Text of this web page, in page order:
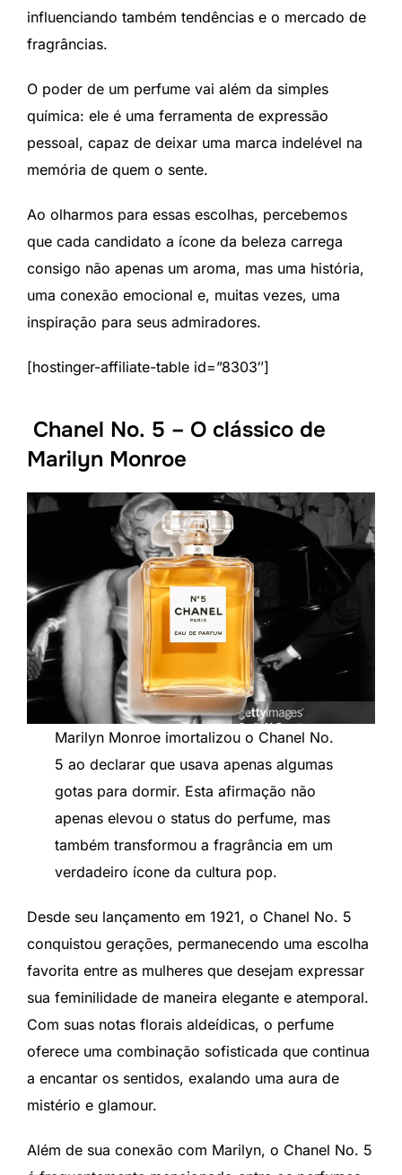
influenciando também tendências e o mercado de
fragrâncias.
O poder de um perfume vai além da simples
química: ele é uma ferramenta de expressão
pessoal, capaz de deixar uma marca indelével na
memória de quem o sente.
Ao olharmos para essas escolhas, percebemos
que cada candidato a ícone da beleza carrega
consigo não apenas um aroma, mas uma história,
uma conexão emocional e, muitas vezes, uma
inspiração para seus admiradores.
[hostinger-affiliate-table id=”8303″]
Chanel No. 5 – O clássico de
Marilyn Monroe
Marilyn Monroe imortalizou o Chanel No.
5 ao declarar que usava apenas algumas
gotas para dormir. Esta afirmação não
apenas elevou o status do perfume, mas
também transformou a fragrância em um
verdadeiro ícone da cultura pop.
Desde seu lançamento em 1921, o Chanel No. 5
conquistou gerações, permanecendo uma escolha
favorita entre as mulheres que desejam expressar
sua feminilidade de maneira elegante e atemporal.
Com suas notas florais aldeídicas, o perfume
oferece uma combinação sofisticada que continua
a encantar os sentidos, exalando uma aura de
mistério e glamour.
Além de sua conexão com Marilyn, o Chanel No. 5